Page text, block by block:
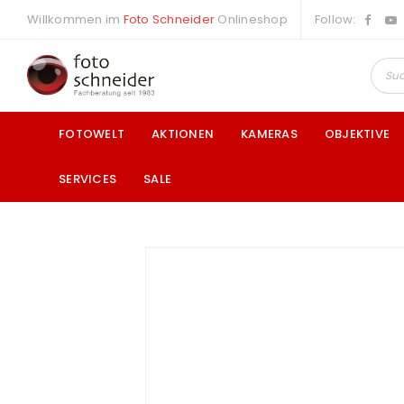
Willkommen im Foto Schneider Onlineshop Follow:
FOTOWELT AKTIONEN KAMERAS OBJEKTIVE
SERVICES SALE